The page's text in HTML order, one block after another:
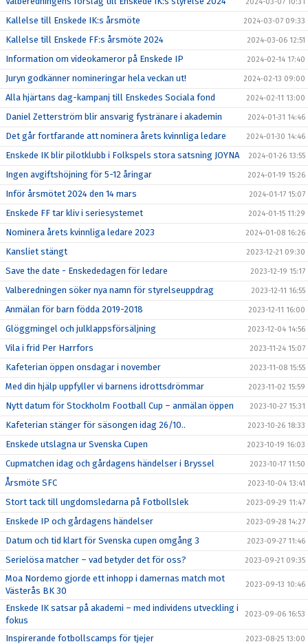
Kallelse till Enskede IK:s årsmöte 2024-03-07 09:33
Kallelse till Enskede FF:s årsmöte 2024 2024-03-06 12:51
Information om videokameror på Enskede IP 2024-02-14 17:40
Juryn godkänner nomineringar hela veckan ut! 2024-02-13 09:00
Alla hjärtans dag-kampanj till Enskedes Sociala fond 2024-02-11 13:00
Daniel Zetterström blir ansvarig fystränare i akademin 2024-01-31 14:46
Det går fortfarande att nominera årets kvinnliga ledare 2024-01-30 14:46
Enskede IK blir pilotklubb i Folkspels stora satsning JOYNA 2024-01-26 13:55
Ingen avgiftshöjning för 5-12 åringar 2024-01-19 15:26
Inför årsmötet 2024 den 14 mars 2024-01-17 15:07
Enskede FF tar kliv i seriesystemet 2024-01-15 11:29
Nominera årets kvinnliga ledare 2023 2024-01-08 16:26
Kansliet stängt 2023-12-21 09:30
Save the date - Enskededagen för ledare 2023-12-19 15:17
Valberedningen söker nya namn för styrelseuppdrag 2023-12-11 16:55
Anmälan för barn födda 2019-2018 2023-12-11 16:00
Glöggmingel och julklappsförsäljning 2023-12-04 14:56
Vila i frid Per Harrfors 2023-11-24 15:07
Kafeterian öppen onsdagar i november 2023-11-08 15:55
Med din hjälp uppfyller vi barnens idrottsdrömmar 2023-11-02 15:59
Nytt datum för Stockholm Football Cup – anmälan öppen 2023-10-27 15:31
Kafeterian stänger för säsongen idag 26/10.. 2023-10-26 18:33
Enskede utslagna ur Svenska Cupen 2023-10-19 16:03
Cupmatchen idag och gårdagens händelser i Bryssel 2023-10-17 11:50
Årsmöte SFC 2023-10-04 13:41
Stort tack till ungdomsledarna på Fotbollslek 2023-09-29 11:47
Enskede IP och gårdagens händelser 2023-09-28 14:27
Datum och tid klart för Svenska cupen omgång 3 2023-09-27 11:46
Serielösa matcher – vad betyder det för oss? 2023-09-21 09:35
Moa Nordemo gjorde ett inhopp i damernas match mot
Västerås BK 30
2023-09-13 10:46
Enskede IK satsar på akademi – med individens utveckling i
fokus
2023-09-06 16:53
Inspirerande fotbollscamps för tjejer 2023-08-25 13:00